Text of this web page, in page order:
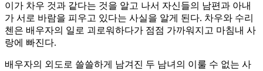
이가 차우 것과 같다는 것을 알고 나서 자신들의 남편과 아내
가 서로 바람을 피우고 있다는 사실을 알게 된다. 차우와 수리
첸은 배우자의 일로 괴로워하다가 점점 가까워지고 마침내 사
랑에 빠진다.
배우자의 외도로 쓸쓸하게 남겨진 두 남녀의 이룰 수 없는 사